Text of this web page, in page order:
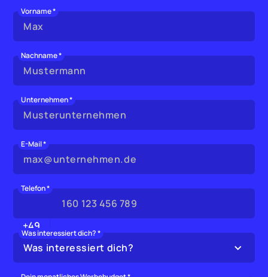
Vorname *
Nachname *
Unternehmen *
E-Mail *
Telefon *
+49
Was interessiert dich? *
Was interessiert dich?